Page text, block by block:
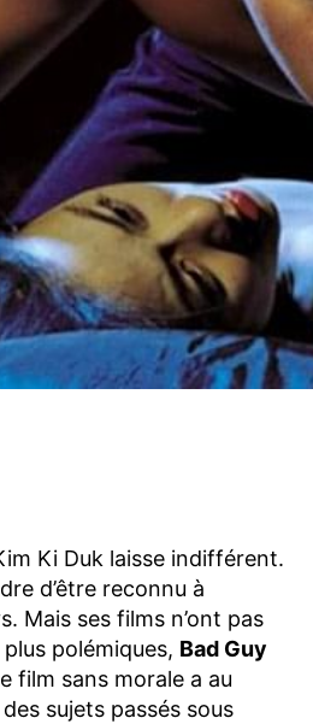
Ki Duk laisse indifférent.
d’être reconnu à
Mais ses films n’ont pas
polémiques, Bad Guy
film sans morale a au
sujets passés sous